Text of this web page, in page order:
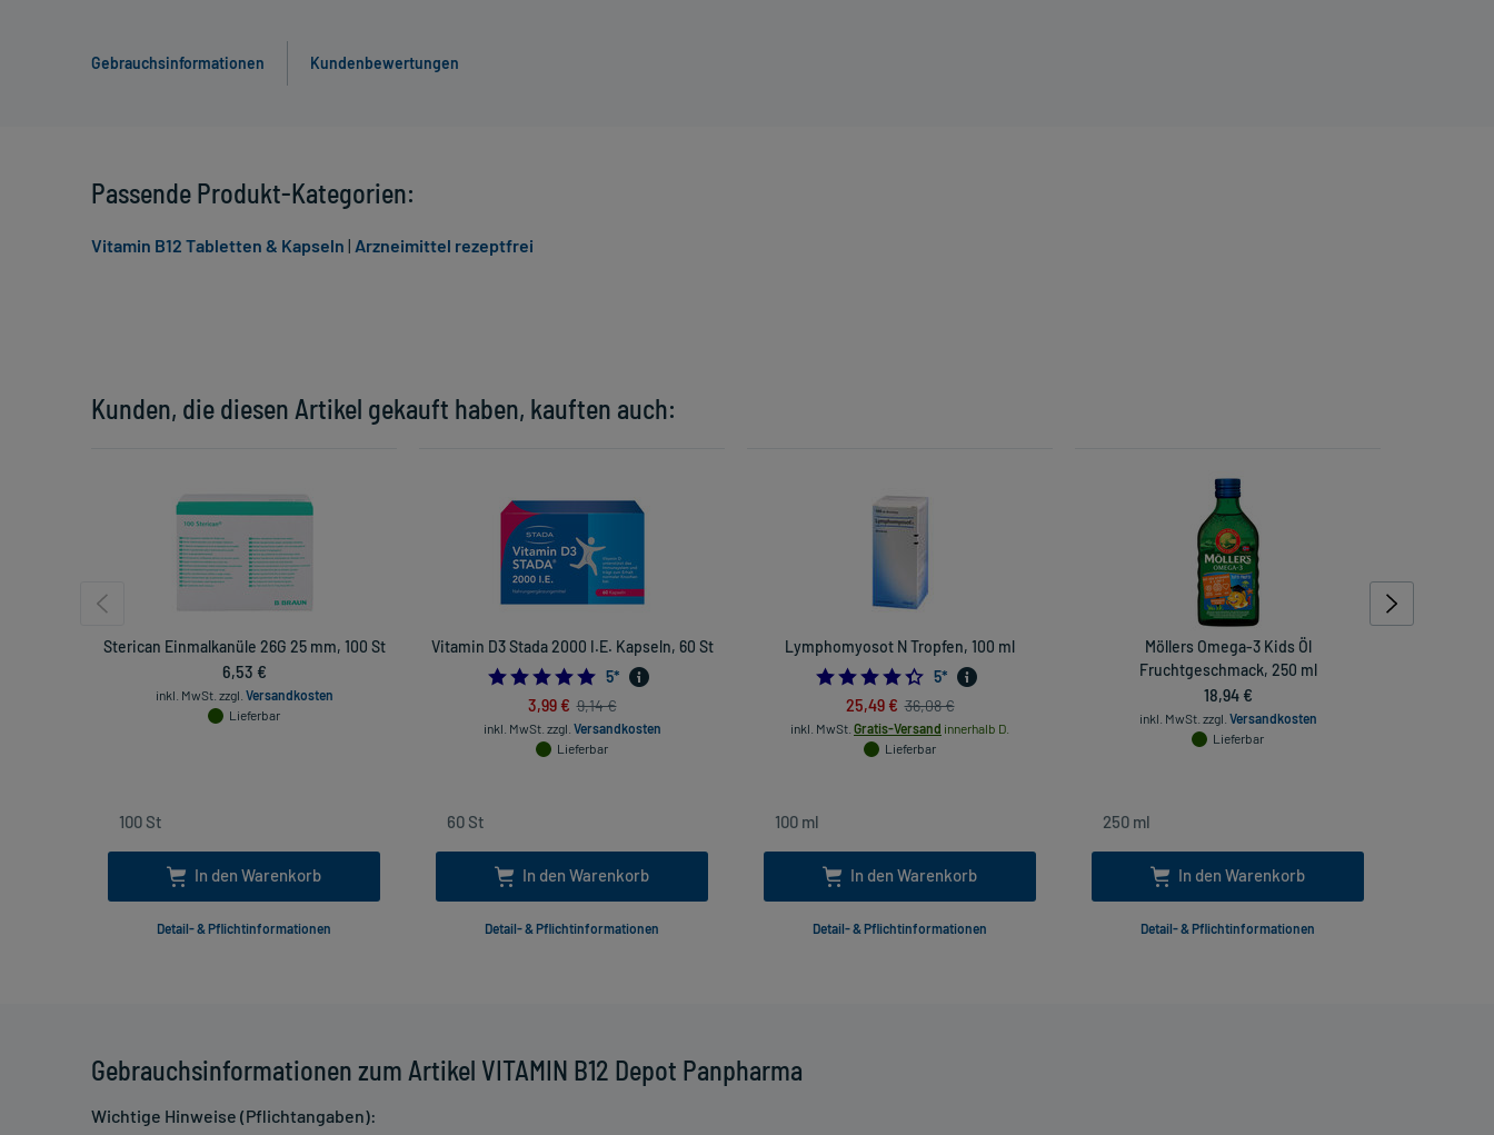
Gebrauchsinformationen Kundenbewertungen
Gebrauchsinformationen zum Artikel VITAMIN B12 Depot Panpharma
Wichtige Hinweise (Pflichtangaben):
Kunden, die diesen Artikel gekauft haben, kauften auch:
Sterican Einmalkanüle 26G 25 mm, 100 St
6,53 €
inkl. MwSt. zzgl. Versandkosten
Lieferbar
In den Warenkorb
Detail- & Pflichtinformationen
Vitamin D3 Stada 2000 I.E. Kapseln, 60 St
4.8
5*
3,99 € 9,14 €
inkl. MwSt. zzgl. Versandkosten
Lieferbar
In den Warenkorb
Detail- & Pflichtinformationen
Lymphomyosot N Tropfen, 100 ml
4.4
5*
25,49 € 36,08 €
inkl. MwSt. Gratis-Versand innerhalb D.
Lieferbar
In den Warenkorb
Detail- & Pflichtinformationen
Möllers Omega-3 Kids Öl
Fruchtgeschmack, 250 ml
18,94 €
inkl. MwSt. zzgl. Versandkosten
Lieferbar
In den Warenkorb
Detail- & Pflichtinformationen
Passende Produkt-Kategorien:
Vitamin B12 Tabletten & Kapseln | Arzneimittel rezeptfrei